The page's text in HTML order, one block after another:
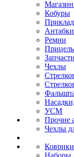
Кобуры
Антабки
Ремни
Чехлы
УСМ
Прочие
Чехлы
Коврики
Наборы